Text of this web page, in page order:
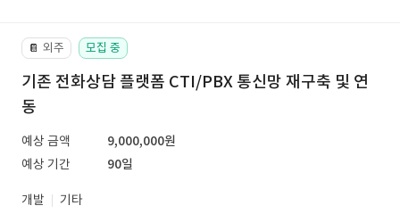
📔 외주 모집 중
기존 전화상담 플랫폼 CTI/PBX 통신망 재구축 및 연
동
예상 금액
9,000,000원
예상 기간
90일
개발
기타